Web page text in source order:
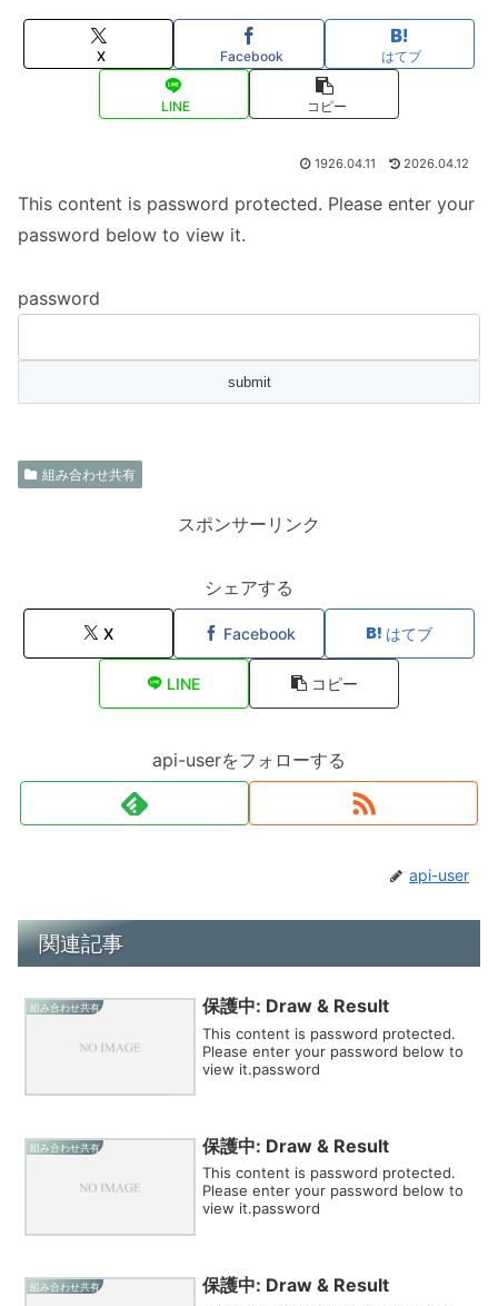
X Facebook はてブ
LINE コピー
1926.04.11 2026.04.12
This content is password protected. Please enter your
password below to view it.
password
組み合わせ共有
スポンサーリンク
シェアする
X Facebook はてブ
LINE コピー
api-userをフォローする
api-user
関連記事
組み合わせ共有 保護中: Draw & Result
This content is password protected.
Please enter your password below to
view it.password
組み合わせ共有 保護中: Draw & Result
This content is password protected.
Please enter your password below to
view it.password
組み合わせ共有 保護中: Draw & Result